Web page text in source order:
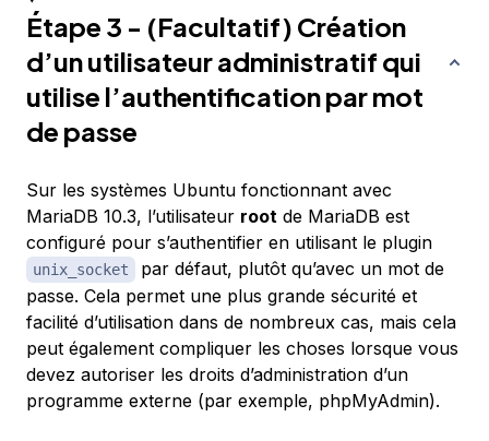
Étape 3 - (Facultatif) Création
d’un utilisateur administratif qui
utilise l’authentification par mot
de passe
Sur les systèmes Ubuntu fonctionnant avec
MariaDB 10.3, l’utilisateur root de MariaDB est
configuré pour s’authentifier en utilisant le plugin
unix_socket
par défaut, plutôt qu’avec un mot de
passe. Cela permet une plus grande sécurité et
facilité d’utilisation dans de nombreux cas, mais cela
peut également compliquer les choses lorsque vous
devez autoriser les droits d’administration d’un
programme externe (par exemple, phpMyAdmin).